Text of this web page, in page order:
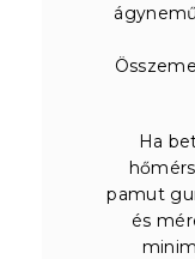
Ha
pamut
és